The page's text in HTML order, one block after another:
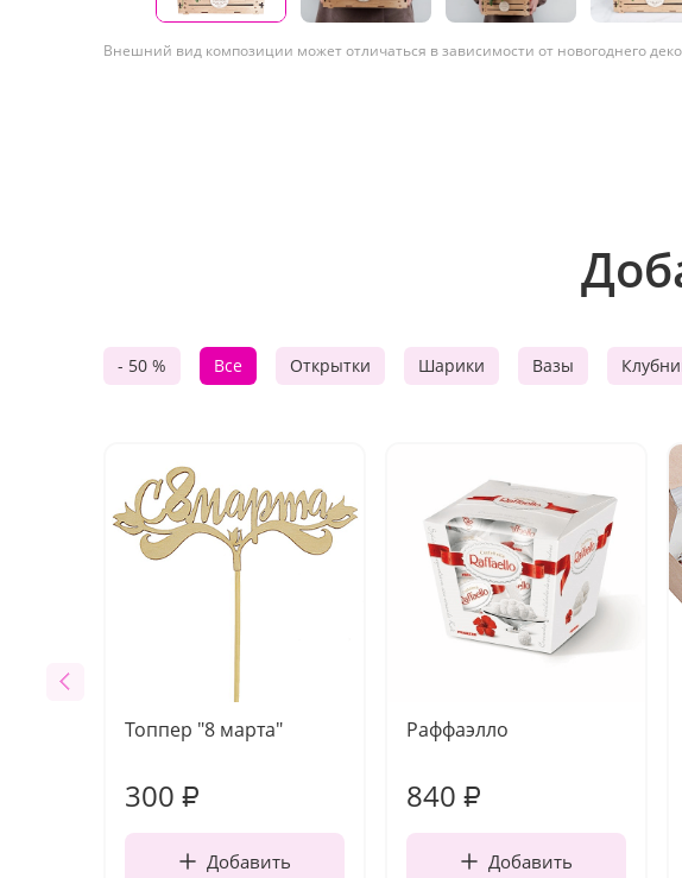
Внешний вид композиции может отличаться в зависимости от новогоднего
- 50 % Все Открытки Шарики Вазы
Топпер "8 марта"
300 ₽
Добавить
Раффаэлло
840 ₽
Добавить